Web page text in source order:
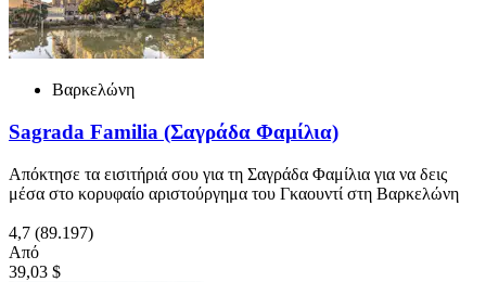
Βαρκελώνη
Sagrada Familia (Σαγράδα Φαμίλια)
Απόκτησε τα εισιτήριά σου για τη Σαγράδα Φαμίλια για να δεις
μέσα στο κορυφαίο αριστούργημα του Γκαουντί στη Βαρκελώνη
4,7 (89.197)
Από
39,03 $